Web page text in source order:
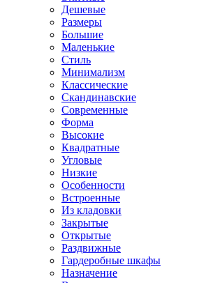
Дешевые
Размеры
Большие
Маленькие
Стиль
Минимализм
Классические
Скандинавские
Современные
Форма
Высокие
Квадратные
Угловые
Низкие
Особенности
Встроенные
Из кладовки
Закрытые
Открытые
Раздвижные
Гардеробные шкафы
Назначение